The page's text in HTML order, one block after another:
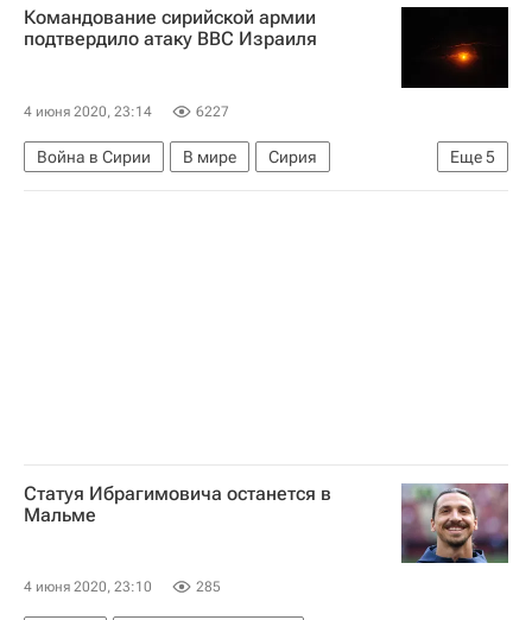
Командование сирийской армии
подтвердило атаку ВВС Израиля
4 июня 2020, 23:14 6227
Еще5
Война в Сирии В мире
Сирия
Хама (город)
Тель-Авив
Статуя Ибрагимовича останется в
Мальме
4 июня 2020, 23:10 285